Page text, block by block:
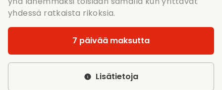
yhdessä ratkaista rikoksia.
7 päivää maksutta
Lisätietoja